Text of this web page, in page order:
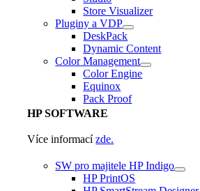
Store Visualizer
Pluginy a VDP
DeskPack
Dynamic Content
Color Management
Color Engine
Equinox
Pack Proof
HPSOFTWARE
Více informacízde.
SW pro majitele HP Indigo
HP PrintOS